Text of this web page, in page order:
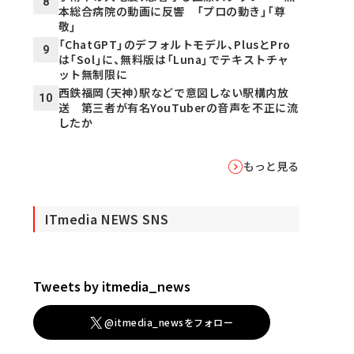
本総合病院の動画に反響 「プロの動き」「尊
敬」
9
「ChatGPT」のデフォルトモデル、PlusとPro
は「Sol」に、無料版は「Luna」でテキストチャ
ット無制限に
10 西鉄福岡（天神）駅などで意図しない駅構内放
送 第三者が有名YouTuberの音声を不正に流
したか
もっと見る
ITmedia NEWS SNS
Tweets by itmedia_news
@itmedia_newsをフォロー